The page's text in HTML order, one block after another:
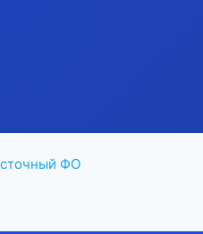
ФО